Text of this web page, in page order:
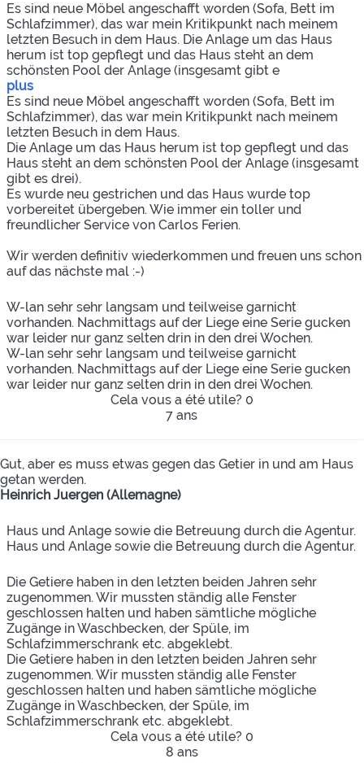
Es sind neue Möbel angeschafft worden (Sofa, Bett im
Schlafzimmer), das war mein Kritikpunkt nach meinem
letzten Besuch in dem Haus. Die Anlage um das Haus
herum ist top gepflegt und das Haus steht an dem
schönsten Pool der Anlage (insgesamt gibt e
plus
Es sind neue Möbel angeschafft worden (Sofa, Bett im
Schlafzimmer), das war mein Kritikpunkt nach meinem
letzten Besuch in dem Haus.
Die Anlage um das Haus herum ist top gepflegt und das
Haus steht an dem schönsten Pool der Anlage (insgesamt
gibt es drei).
Es wurde neu gestrichen und das Haus wurde top
vorbereitet übergeben. Wie immer ein toller und
freundlicher Service von Carlos Ferien.
Wir werden definitiv wiederkommen und freuen uns schon
auf das nächste mal :-)
W-lan sehr sehr langsam und teilweise garnicht
vorhanden. Nachmittags auf der Liege eine Serie gucken
war leider nur ganz selten drin in den drei Wochen.
W-lan sehr sehr langsam und teilweise garnicht
vorhanden. Nachmittags auf der Liege eine Serie gucken
war leider nur ganz selten drin in den drei Wochen.
Cela vous a été utile? 0
7 ans
Gut, aber es muss etwas gegen das Getier in und am Haus
getan werden.
Heinrich Juergen (Allemagne)
Haus und Anlage sowie die Betreuung durch die Agentur.
Haus und Anlage sowie die Betreuung durch die Agentur.
Die Getiere haben in den letzten beiden Jahren sehr
zugenommen. Wir mussten ständig alle Fenster
geschlossen halten und haben sämtliche mögliche
Zugänge in Waschbecken, der Spüle, im
Schlafzimmerschrank etc. abgeklebt.
Die Getiere haben in den letzten beiden Jahren sehr
zugenommen. Wir mussten ständig alle Fenster
geschlossen halten und haben sämtliche mögliche
Zugänge in Waschbecken, der Spüle, im
Schlafzimmerschrank etc. abgeklebt.
Cela vous a été utile? 0
8 ans